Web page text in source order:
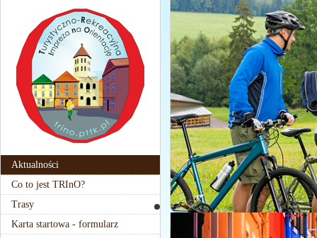
Aktualności
Co to jest TRInO?
Trasy
Karta startowa - formularz